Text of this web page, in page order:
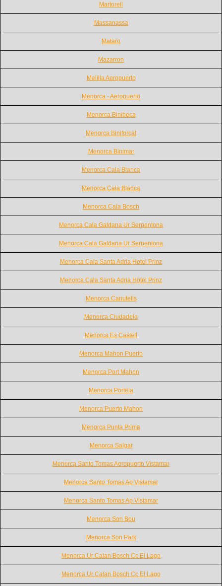
Martorell
Massanassa
Mataro
Mazarron
Melilla Aeropuerto
Menorca - Aeropuerto
Menorca Binibeca
Menorca Biniforcat
Menorca Binimar
Menorca Cala Blanca
Menorca Cala Blanca
Menorca Cala Bosch
Menorca Cala Galdana Ur Serpentona
Menorca Cala Galdana Ur Serpentona
Menorca Cala Santa Adria Hotel Prinz
Menorca Cala Santa Adria Hotel Prinz
Menorca Canutells
Menorca Ciudadela
Menorca Es Castell
Menorca Mahon Puerto
Menorca Port Mahon
Menorca Portela
Menorca Puerto Mahon
Menorca Punta Prima
Menorca Salgar
Menorca Santo Tomas Aeropuerto Vistamar
Menorca Santo Tomas Ap Vistamar
Menorca Santo Tomas Ap Vistamar
Menorca Son Bou
Menorca Son Park
Menorca Ur Calan Bosch Cc El Lago
Menorca Ur Calan Bosch Cc El Lago